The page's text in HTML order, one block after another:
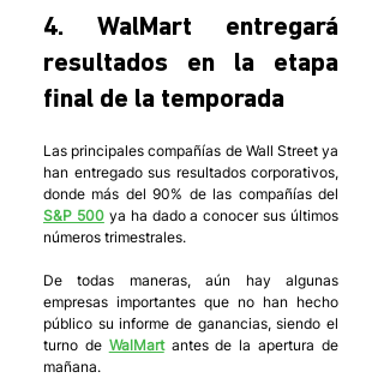
4. WalMart entregará
resultados en la etapa
final de la temporada
Las principales compañías de Wall Street ya
han entregado sus resultados corporativos,
S&P 500 ya ha dado a conocer sus últimos
números trimestrales.
De todas maneras, aún hay algunas
empresas importantes que no han hecho
público su informe de ganancias, siendo el
turno de WalMart antes de la apertura de
mañana.